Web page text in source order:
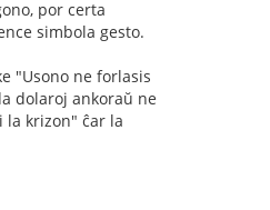
por certa
simbola gesto.
"Usono ne forlasis
dolaroj ankoraŭ ne
la krizon" ĉar la